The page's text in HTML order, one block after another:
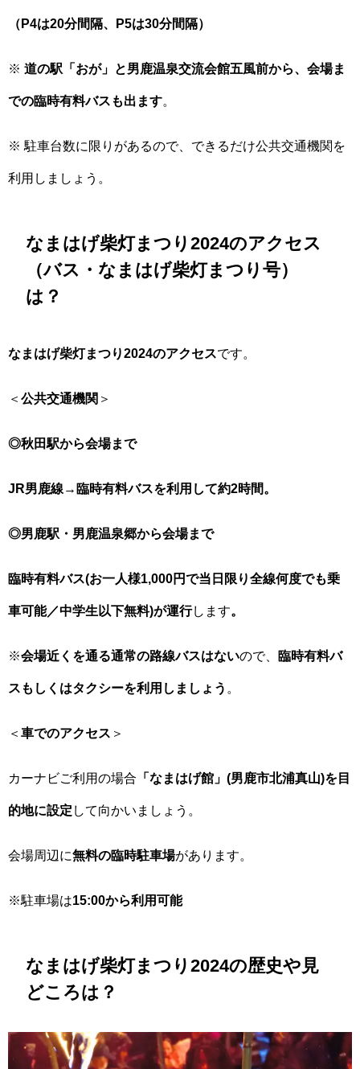
（P4は20分間隔、P5は30分間隔）
※ 道の駅「おが」と男鹿温泉交流会館五風前から、会場ま
での臨時有料バスも出ます。
※ 駐車台数に限りがあるので、できるだけ公共交通機関を
利用しましょう。
なまはげ柴灯まつり2024のアクセス
（バス・なまはげ柴灯まつり号）
は？
なまはげ柴灯まつり2024のアクセスです。
＜ 公共交通機関 ＞
◎秋田駅から会場まで
JR男鹿線→臨時有料バスを利用して約2時間。
◎男鹿駅・男鹿温泉郷から会場まで
臨時有料バス(お一人様1,000円で当日限り全線何度でも乗
車可能／中学生以下無料)が運行します。
※会場近くを通る通常の路線バスはないので、 臨時有料バ
スもしくはタクシーを利用しましょう
＜ 車でのアクセス ＞
カーナビご利用の場合 「なまはげ館」(男鹿市北浦真山)を目
的地に設定 して向かいましょう。
会場周辺に無料の臨時駐車場があります。
※駐車場は15:00から利用可能
なまはげ柴灯まつり2024の歴史や見
どころは？